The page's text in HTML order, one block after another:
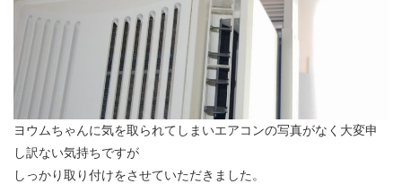
ヨウムちゃんに気を取られてしまいエアコンの写真がなく大変申
し訳ない気持ちですが
しっかり取り付けをさせていただきました。